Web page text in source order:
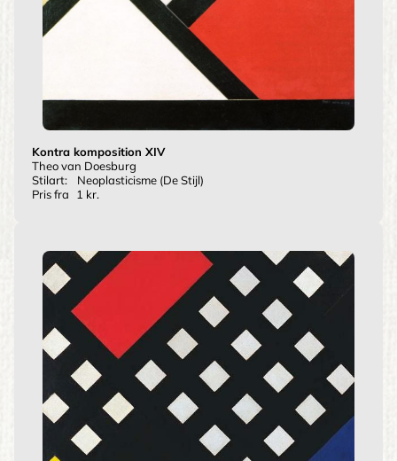
Kontra komposition XIV
Theo van Doesburg
Stilart:
Neoplasticisme (De Stijl)
Pris fra
1 kr.